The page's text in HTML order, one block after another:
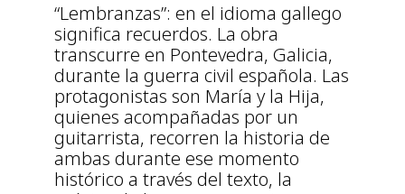
“Lembranzas”: en el idioma gallego
significa recuerdos. La obra
transcurre en Pontevedra, Galicia,
durante la guerra civil española. Las
protagonistas son María y la Hija,
quienes acompañadas por un
guitarrista, recorren la historia de
ambas durante ese momento
histórico a través del texto, la